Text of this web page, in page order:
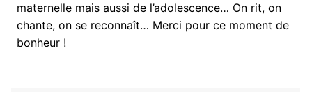
maternelle mais aussi de l’adolescence… On rit, on
chante, on se reconnaît… Merci pour ce moment de
bonheur !